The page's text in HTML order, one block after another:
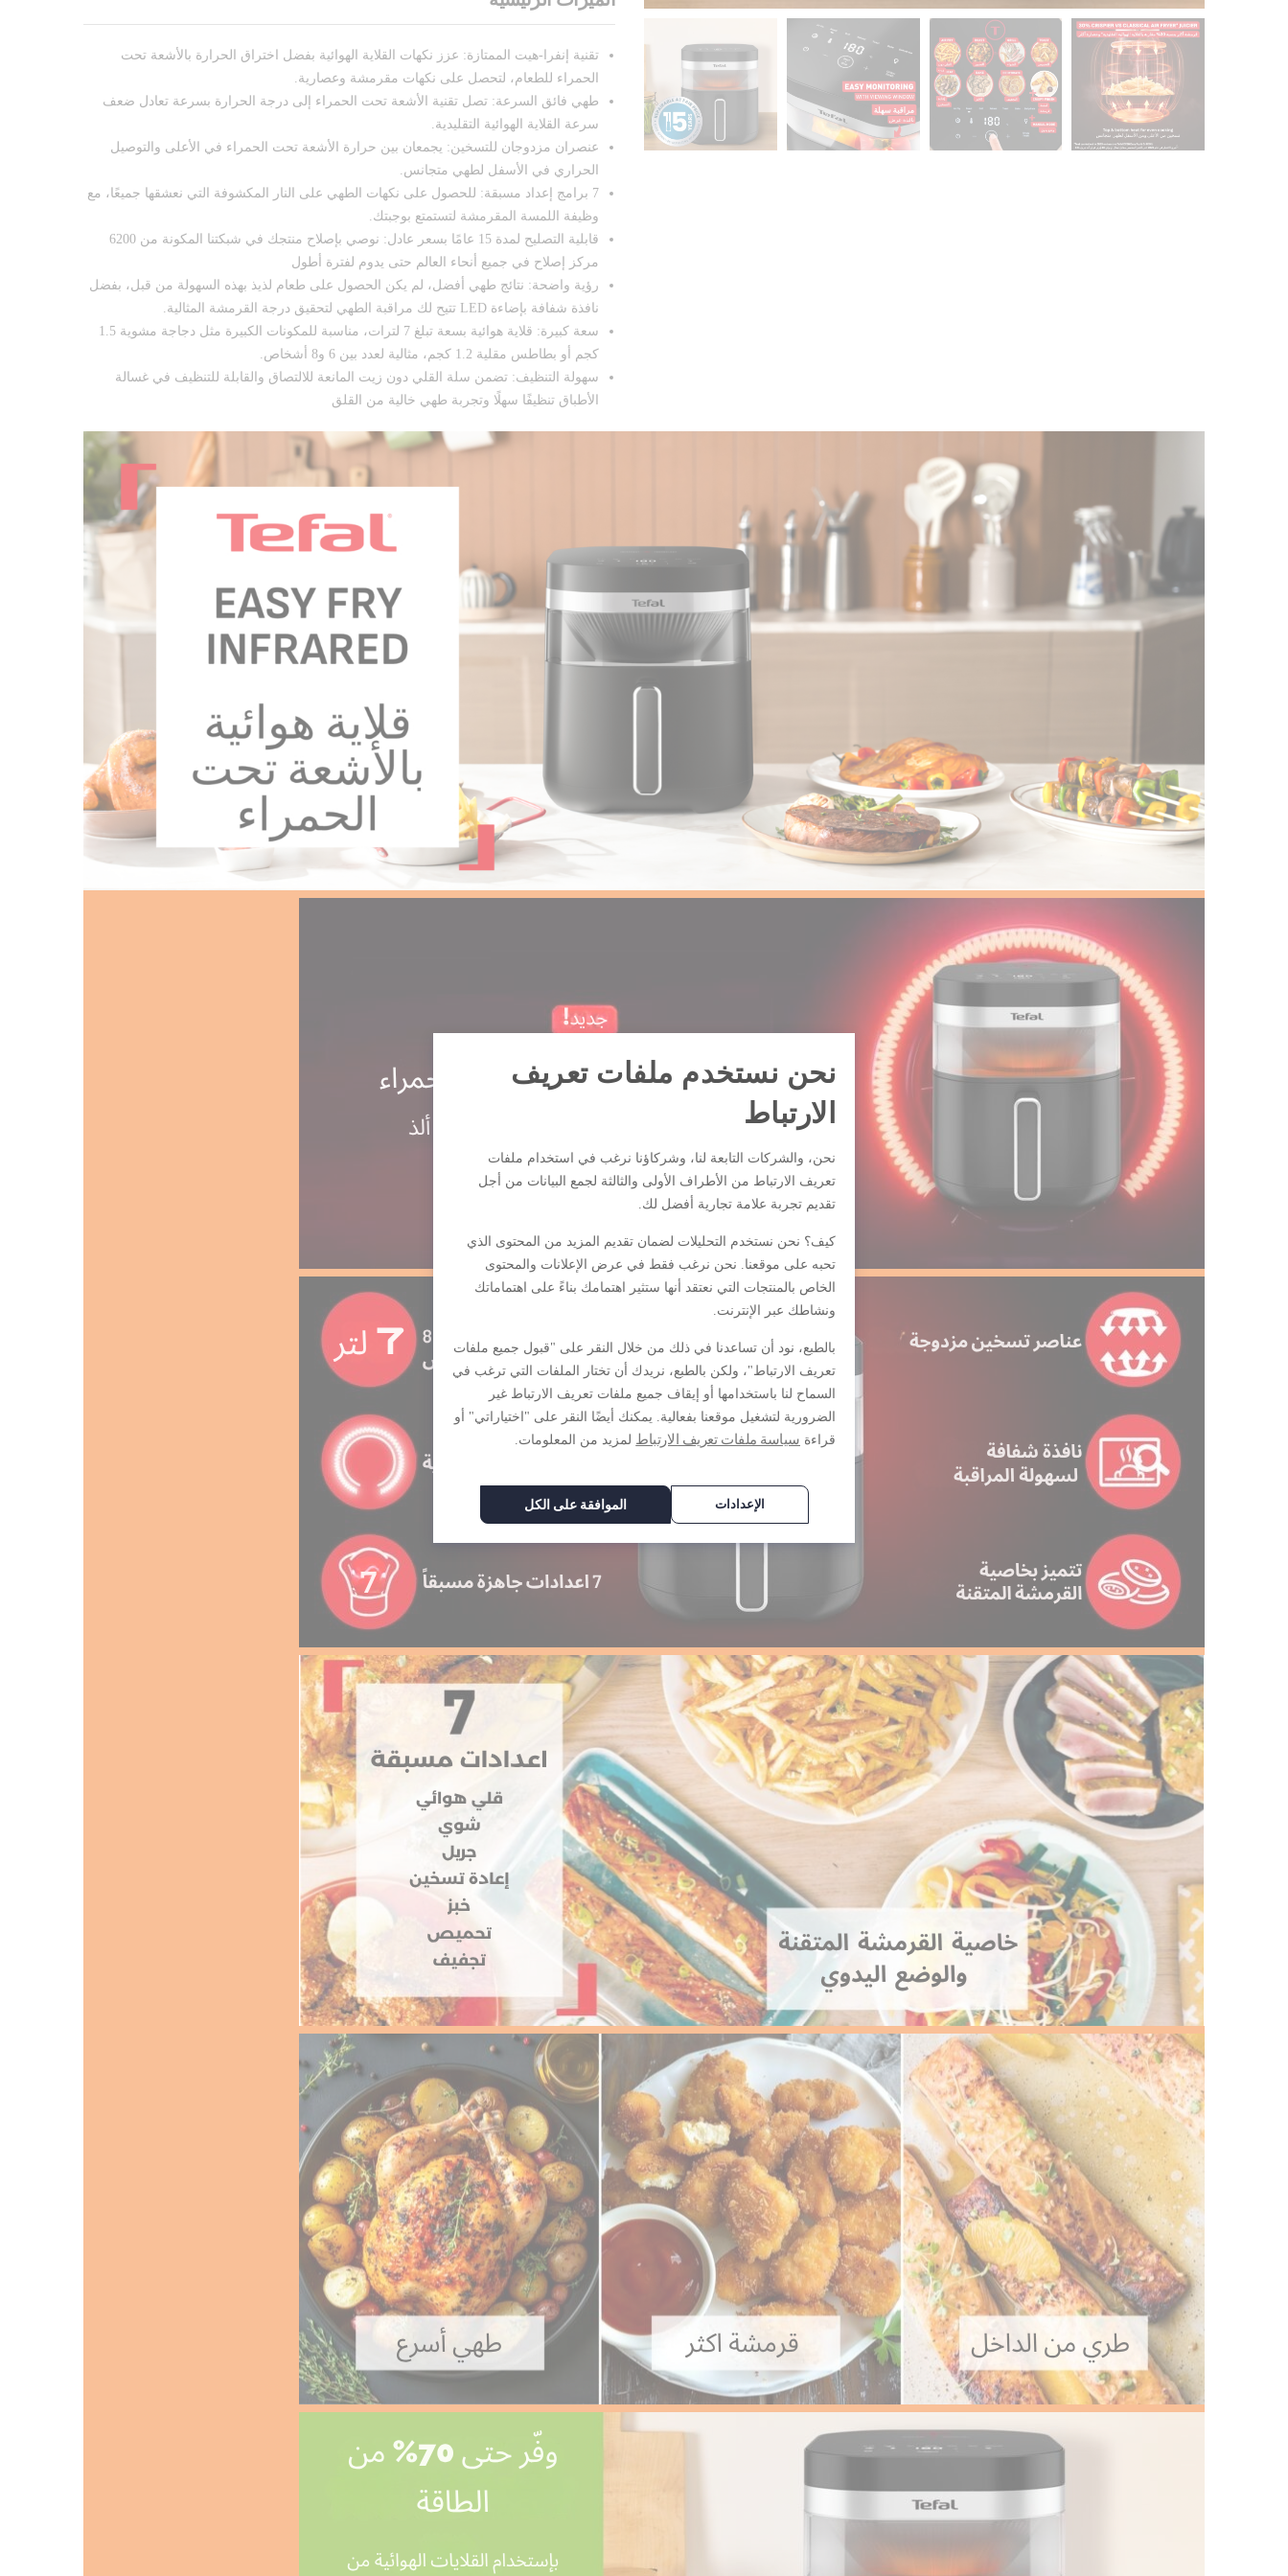
تقنية إنفرا-هيت الممتازة: عزز نكهات القلاية الهوائية بفضل اختراق الحرارة بالأشعة تحت
الحمراء للطعام، لتحصل على نكهات مقرمشة وعصارية.
طهي فائق السرعة: تصل تقنية الأشعة تحت الحمراء إلى درجة الحرارة بسرعة تعادل ضعف
سرعة القلاية الهوائية التقليدية.
عنصران مزدوجان للتسخين: يجمعان بين حرارة الأشعة تحت الحمراء في الأعلى والتوصيل
الحراري في الأسفل لطهي متجانس.
7 برامج إعداد مسبقة: للحصول على نكهات الطهي على النار المكشوفة التي نعشقها جميعًا، مع
وظيفة اللمسة المقرمشة لتستمتع بوجبتك.
قابلية التصليح لمدة 15 عامًا بسعر عادل: نوصي بإصلاح منتجك في شبكتنا المكونة من 6200
مركز إصلاح في جميع أنحاء العالم حتى يدوم لفترة أطول
رؤية واضحة: نتائج طهي أفضل، لم يكن الحصول على طعام لذيذ بهذه السهولة من قبل، بفضل
نافذة شفافة بإضاءة LED تتيح لك مراقبة الطهي لتحقيق درجة القرمشة المثالية.
سعة كبيرة: قلاية هوائية بسعة تبلغ 7 لترات، مناسبة للمكونات الكبيرة مثل دجاجة مشوية 1.5
كجم أو بطاطس مقلية 1.2 كجم، مثالية لعدد بين 6 و8 أشخاص.
سهولة التنظيف: تضمن سلة القلي دون زيت المانعة للالتصاق والقابلة للتنظيف في غسالة
الأطباق تنظيفًا سهلًا وتجربة طهي خالية من القلق
نحن نستخدم ملفات تعريف
الارتباط
نحن، والشركات التابعة لنا، وشركاؤنا نرغب في استخدام ملفات
تعريف الارتباط من الأطراف الأولى والثالثة لجمع البيانات من أجل
تقديم تجربة علامة تجارية أفضل لك.
كيف؟ نحن نستخدم التحليلات لضمان تقديم المزيد من المحتوى الذي
تحبه على موقعنا. نحن نرغب فقط في عرض الإعلانات والمحتوى
الخاص بالمنتجات التي نعتقد أنها ستثير اهتمامك بناءً على اهتماماتك
ونشاطك عبر الإنترنت.
بالطبع، نود أن تساعدنا في ذلك من خلال النقر على "قبول جميع ملفات
تعريف الارتباط"، ولكن بالطبع، نريدك أن تختار الملفات التي ترغب في
السماح لنا باستخدامها أو إيقاف جميع ملفات تعريف الارتباط غير
الضرورية لتشغيل موقعنا بفعالية. يمكنك أيضًا النقر على "اختياراتي" أو
قراءة سياسة ملفات تعريف الارتباط لمزيد من المعلومات.
الإعدادات الموافقة على الكل